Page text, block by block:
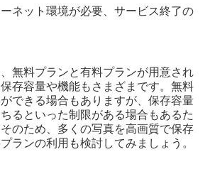
ネット環境が必要、サービス終了の
無料プランと有料プランが用意され
存容量や機能もさまざまです。無料
できる場合もありますが、保存容量
るといった制限がある場合もあるた
のため、多くの写真を高画質で保存
ランの利用も検討してみましょう。